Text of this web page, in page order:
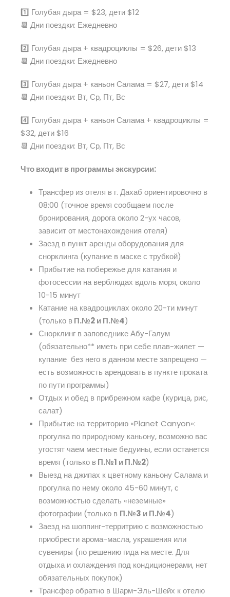
1️⃣ Голубая дыра = $23, дети $12
📆 Дни поездки: Ежедневно
2️⃣ Голубая дыра + квадроциклы = $26, дети $13
📆 Дни поездки: Ежедневно
3️⃣ Голубая дыра + каньон Салама = $27, дети $14
📆 Дни поездки: Вт, Ср, Пт, Вс
4️⃣ Голубая дыра + каньон Салама + квадроциклы =
$32, дети $16
📆 Дни поездки: Вт, Ср, Пт, Вс
Что входит в программы экскурсии:
Трансфер из отеля в г. Дахаб ориентировочно в
08:00 (точное время сообщаем после
бронирования, дорога около 2-ух часов,
зависит от местонахождения отеля)
Заезд в пункт аренды оборудования для
снорклинга (купание в маске с трубкой)
Прибытие на побережье для катания и
фотосессии на верблюдах вдоль моря, около
10-15 минут
Катание на квадроциклах около 20-ти минут
(только вП.№2 и П.№4)
Снорклинг в заповеднике Абу-Галум
(обязательно** иметь при себе плав-жилет —
купание без него в данном месте запрещено —
есть возможность арендовать в пункте проката
по пути программы)
Отдых и обед в прибрежном кафе (курица, рис,
салат)
Прибытие на территорию «Planet Canyon»:
прогулка по природному каньону, возможно вас
угостят чаем местные бедуины, если останется
время (только вП.№1 и П.№2)
Выезд на джипах к цветному каньону Салама и
прогулка по нему около 45-60 минут, с
возможностью сделать «неземные»
фотографии (только в П.№3 и П.№4)
Заезд на шоппинг-территрию с возможностью
приобрести арома-масла, украшения или
сувениры (по решению гида на месте. Для
отдыха и охлаждения под кондиционерами, нет
обязательных покупок)
Трансфер обратно в Шарм-Эль-Шейх к отелю